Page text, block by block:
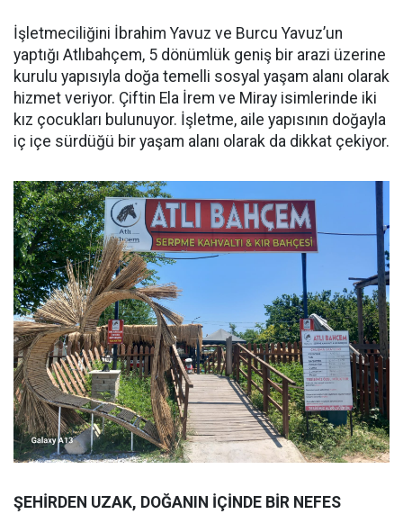
İşletmeciliğini İbrahim Yavuz ve Burcu Yavuz’un
yaptığı Atlıbahçem, 5 dönümlük geniş bir arazi üzerine
kurulu yapısıyla doğa temelli sosyal yaşam alanı olarak
hizmet veriyor. Çiftin Ela İrem ve Miray isimlerinde iki
kız çocukları bulunuyor. İşletme, aile yapısının doğayla
iç içe sürdüğü bir yaşam alanı olarak da dikkat çekiyor.
ŞEHİRDEN UZAK, DOĞANIN İÇİNDE BİR NEFES